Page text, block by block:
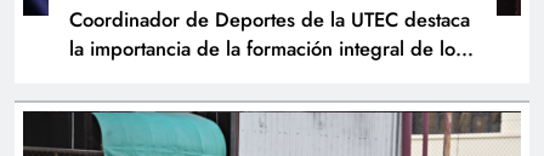
Coordinador de Deportes de la UTEC destaca
la importancia de la formación integral de los